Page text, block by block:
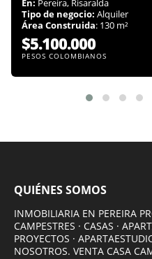
En: Pereira, Risaralda
Tipo de negocio: Alquiler
Área Construida: 130 m²
$5.100.000
PESOS COLOMBIANOS
QUIÉNES SOMOS
INMOBILIARIA EN PEREIRA
CAMPESTRES · CASAS ·
PROYECTOS ·
NOSOTROS. VENTA CASA